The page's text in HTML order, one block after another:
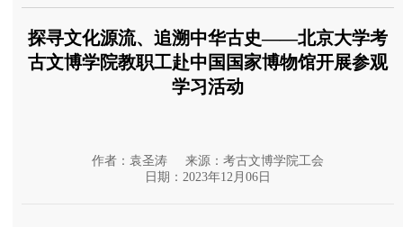
探寻文化源流、追溯中华古史——北京大学考
古文博学院教职工赴中国国家博物馆开展参观
学习活动
作者：袁圣涛
来源：考古文博学院工会
日期：2023年12月06日